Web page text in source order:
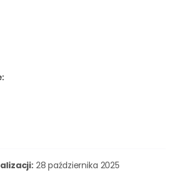
28 października 2025